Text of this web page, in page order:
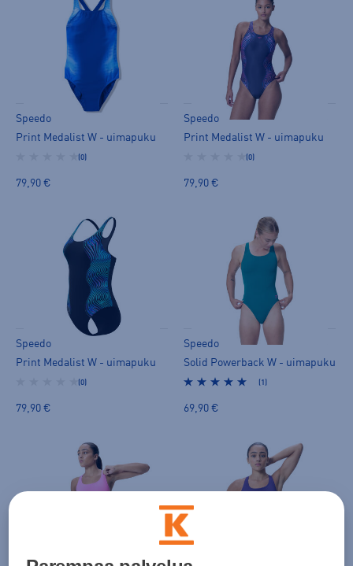
Speedo
Print Medalist W - uimapuku
(0)
79,90 €
Speedo
Print Medalist W - uimapuku
(0)
79,90 €
Speedo
Print Medalist W - uimapuku
(0)
79,90 €
Speedo
Solid Powerback W - uimapuku
(1)
69,90 €